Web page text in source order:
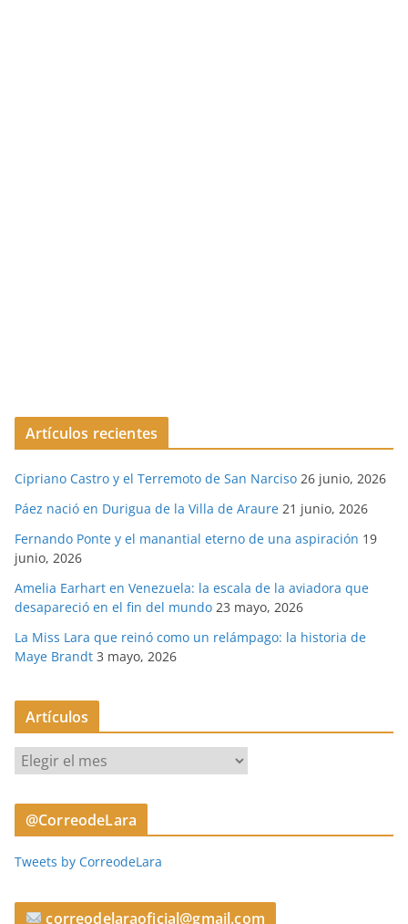
Artículos recientes
Cipriano Castro y el Terremoto de San Narciso 26 junio, 2026
Páez nació en Durigua de la Villa de Araure 21 junio, 2026
Fernando Ponte y el manantial eterno de una aspiración 19
junio, 2026
Amelia Earhart en Venezuela: la escala de la aviadora que
desapareció en el fin del mundo 23 mayo, 2026
La Miss Lara que reinó como un relámpago: la historia de
Maye Brandt 3 mayo, 2026
Artículos
r
t
u
@CorreodeLara
Tweets by CorreodeLara
correodelaraoficial@gmail.com